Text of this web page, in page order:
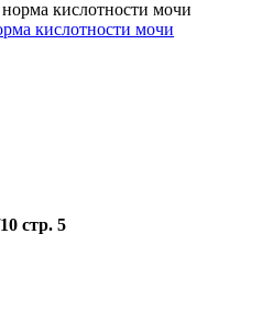
кислотности мочи
стр. 5